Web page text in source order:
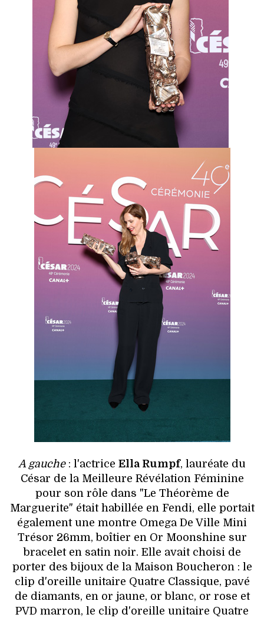
A gauche: l'actrice Ella Rumpf, lauréate du
César de la Meilleure Révélation Féminine
pour son rôle dans "Le Théorème de
Marguerite" était habillée en Fendi, elle portait
également une montre Omega De Ville Mini
Trésor 26mm, boîtier en Or Moonshine sur
bracelet en satin noir. Elle avait choisi de
porter des bijoux de la Maison Boucheron : le
clip d'oreille unitaire Quatre Classique, pavé
de diamants, en or jaune, or blanc, or rose et
PVD marron, le clip d'oreille unitaire Quatre